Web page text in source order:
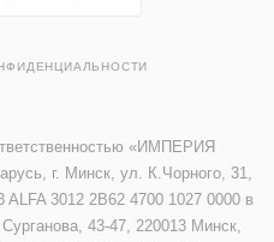
«ИМПЕРИЯ
г. Минск, ул. К.Чорного, 31,
3012 2B62 4700 1027 0000 в
43-47, 220013 Минск,